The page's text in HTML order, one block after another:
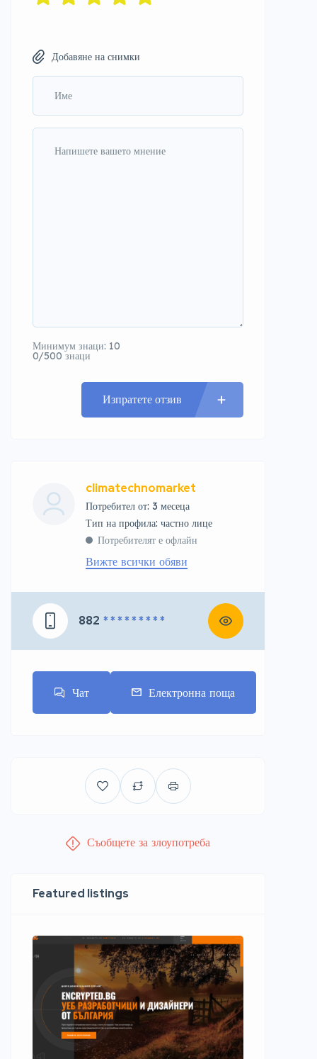
Добавяне на снимки
Минимум знаци: 10
0/500 знаци
Изпратете отзив
climatechnomarket
Потребител от: 3 месеца
тип на профила: частно лице
Потребителят е офлайн
Вижте всички обяви
882 * * * * * * * * *
Чат Електронна поща
Съобщете за злоупотреба
Featured listings